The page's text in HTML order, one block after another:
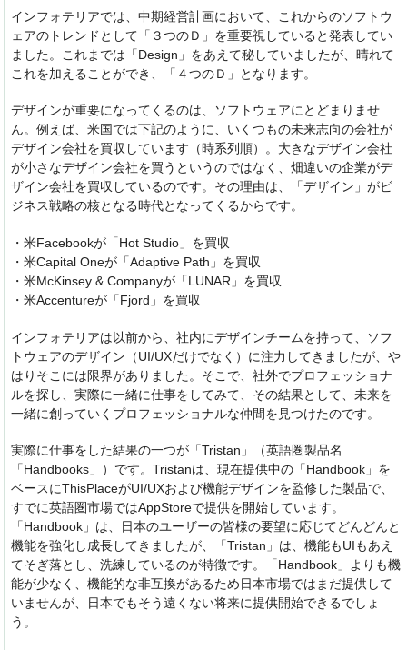
インフォテリアでは、中期経営計画において、これからのソフトウ
ェアのトレンドとして「３つのＤ」を重要視していると発表してい
ました。これまでは「Design」をあえて秘していましたが、晴れて
これを加えることができ、「４つのＤ」となります。
デザインが重要になってくるのは、ソフトウェアにとどまりませ
ん。例えば、米国では下記のように、いくつもの未来志向の会社が
デザイン会社を買収しています（時系列順）。大きなデザイン会社
が小さなデザイン会社を買うというのではなく、畑違いの企業がデ
ザイン会社を買収しているのです。その理由は、「デザイン」がビ
ジネス戦略の核となる時代となってくるからです。
・米Facebookが「Hot Studio」を買収
・米Capital Oneが「Adaptive Path」を買収
・米McKinsey & Companyが「LUNAR」を買収
・米Accentureが「Fjord」を買収
インフォテリアは以前から、社内にデザインチームを持って、ソフ
トウェアのデザイン（UI/UXだけでなく）に注力してきましたが、や
はりそこには限界がありました。そこで、社外でプロフェッショナ
ルを探し、実際に一緒に仕事をしてみて、その結果として、未来を
一緒に創っていくプロフェッショナルな仲間を見つけたのです。
実際に仕事をした結果の一つが「Tristan」（英語圏製品名
「Handbooks」）です。Tristanは、現在提供中の「Handbook」を
ベースにThisPlaceがUI/UXおよび機能デザインを監修した製品で、
すでに英語圏市場ではAppStoreで提供を開始しています。
「Handbook」は、日本のユーザーの皆様の要望に応じてどんどんと
機能を強化し成長してきましたが、「Tristan」は、機能もUIもあえ
てそぎ落とし、洗練しているのが特徴です。「Handbook」よりも機
能が少なく、機能的な非互換があるため日本市場ではまだ提供して
いませんが、日本でもそう遠くない将来に提供開始できるでしょ
う。